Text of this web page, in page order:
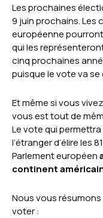
Les prochaines
9 juin prochains. Les
européenne
qui les
cinq prochaines
puisque le vote va
Et même si vous
vous est tout de
Le vote qui
l’étranger d’élire les
Parlement européen
continent
Nous vous résumons
voter :